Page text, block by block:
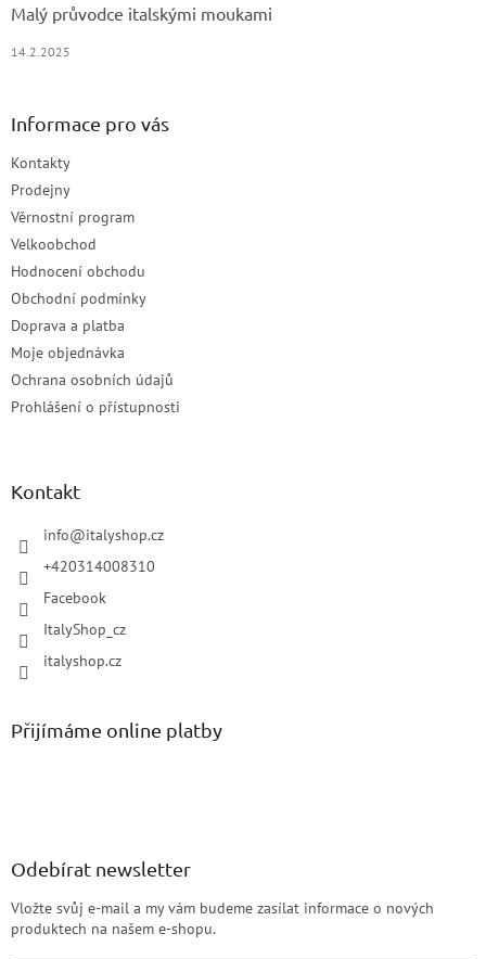
Malý průvodce italskými moukami
14.2.2025
Informace pro vás
Kontakty
Prodejny
Věrnostní program
Velkoobchod
Hodnocení obchodu
Obchodní podmínky
Doprava a platba
Moje objednávka
Ochrana osobních údajů
Prohlášení o přístupnosti
Kontakt
info@italyshop.cz
+420314008310
Facebook
ItalyShop_cz
italyshop.cz
Přijímáme online platby
Odebírat newsletter
Vložte svůj e-mail a my vám budeme zasílat informace o nových
produktech na našem e-shopu.